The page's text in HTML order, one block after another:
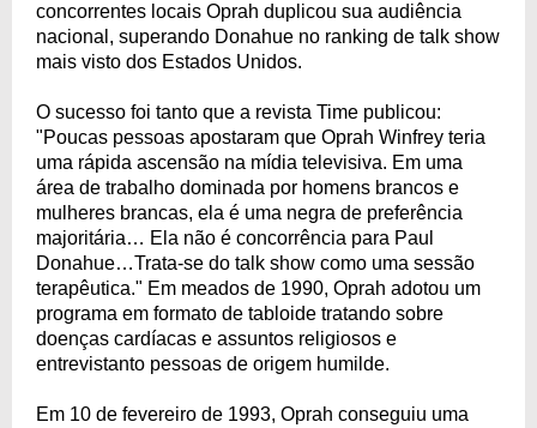
concorrentes locais Oprah duplicou sua audiência
nacional, superando Donahue no ranking de talk show
mais visto dos Estados Unidos.
O sucesso foi tanto que a revista Time publicou:
"Poucas pessoas apostaram que Oprah Winfrey teria
uma rápida ascensão na mídia televisiva. Em uma
área de trabalho dominada por homens brancos e
mulheres brancas, ela é uma negra de preferência
majoritária… Ela não é concorrência para Paul
Donahue…Trata-se do talk show como uma sessão
terapêutica." Em meados de 1990, Oprah adotou um
programa em formato de tabloide tratando sobre
doenças cardíacas e assuntos religiosos e
entrevistanto pessoas de origem humilde.
Em 10 de fevereiro de 1993, Oprah conseguiu uma